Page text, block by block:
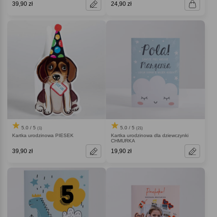
39,90 zł 24,90 zł
5.0 / 5 (1)
Kartka urodzinowa PIESEK
39,90 zł
5.0 / 5 (21)
Kartka urodzinowa dla dziewczynki
CHMURKA
19,90 zł